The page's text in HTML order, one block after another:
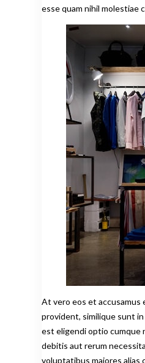
esse quam nihil molestiae
At vero eos et
provident, similique sunt
est eligendi optio cumque
debitis aut rerum
voluptatibus maiores